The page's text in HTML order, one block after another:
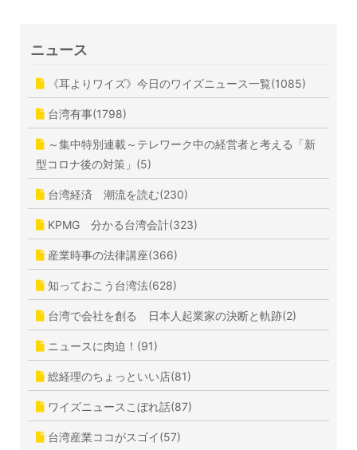
ニュース
《耳よりワイズ》今日のワイズニュース一覧(1085)
台湾有事(1798)
～集中特別連載～テレワーク中の経営者と考える「新
型コロナ後の対策」(5)
台湾経済 潮流を読む(230)
KPMG 分かる台湾会計(323)
産業時事の法律講座(366)
知っておこう台湾法(628)
台湾で会社を創る 日本人起業家の決断と軌跡(2)
ニュースに肉迫！(91)
総経理のちょっといい店(81)
ワイズニュースこぼれ話(87)
台湾産業ココがスゴイ(57)